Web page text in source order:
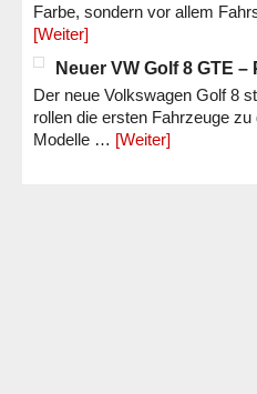
Farbe, sondern vor allem
[Weiter]
Neuer VW Golf 8 GTE
Der neue Volkswagen Golf 8
rollen die ersten Fahrzeuge
Modelle … [Weiter]